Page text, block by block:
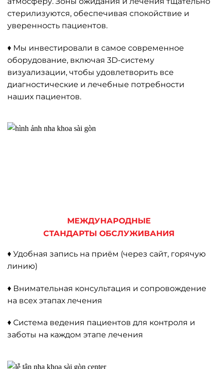
стерилизуются, обеспечивая спокойствие и
уверенность пациентов.
♦ Мы инвестировали в самое современное
оборудование, включая 3D-систему
визуализации, чтобы удовлетворить все
диагностические и лечебные потребности
наших пациентов.
МЕЖДУНАРОДНЫЕ
СТАНДАРТЫ ОБСЛУЖИВАНИЯ
♦ Удобная запись на приём (через сайт, горячую
линию)
♦ Внимательная консультация и сопровождение
на всех этапах лечения
♦ Система ведения пациентов для контроля и
заботы на каждом этапе лечения